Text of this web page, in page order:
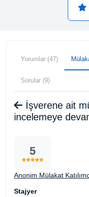
Yorumlar (47)
Sorular (9)
İşverene ait
incelemeye
5
Anonim Mülakat
Stajyer